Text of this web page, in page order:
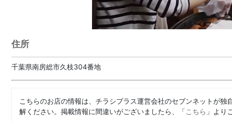
住所
千葉県南房総市久枝304番地
こちらのお店の情報は、チラシプラス運営会社のセブンネットが
解ください。掲載情報に間違いがございましたら、「こちら 」より